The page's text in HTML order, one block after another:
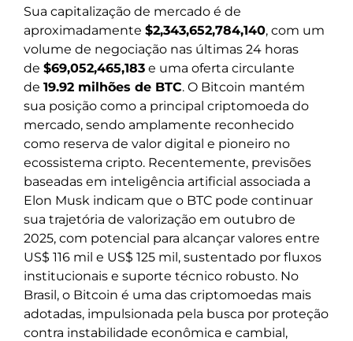
Sua capitalização de mercado é de
aproximadamente $2,343,652,784,140, com um
volume de negociação nas últimas 24 horas
de $69,052,465,183 e uma oferta circulante
de 19.92 milhões de BTC. O Bitcoin mantém
sua posição como a principal criptomoeda do
mercado, sendo amplamente reconhecido
como reserva de valor digital e pioneiro no
ecossistema cripto. Recentemente, previsões
baseadas em inteligência artificial associada a
Elon Musk indicam que o BTC pode continuar
sua trajetória de valorização em outubro de
2025, com potencial para alcançar valores entre
US$ 116 mil e US$ 125 mil, sustentado por fluxos
institucionais e suporte técnico robusto. No
Brasil, o Bitcoin é uma das criptomoedas mais
adotadas, impulsionada pela busca por proteção
contra instabilidade econômica e cambial,